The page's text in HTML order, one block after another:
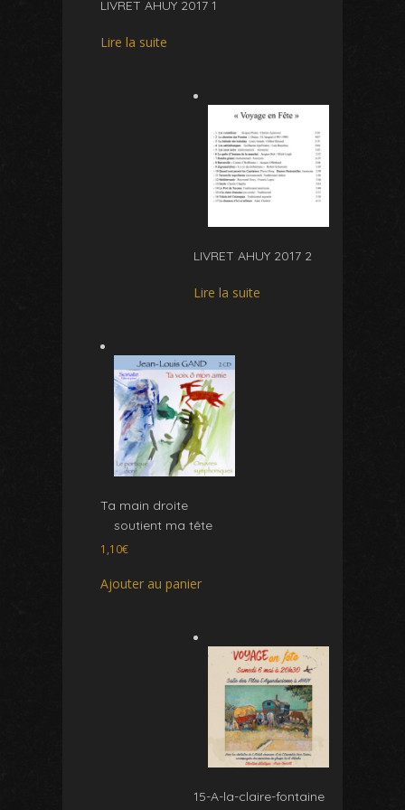
LIVRET AHUY 2017 1
Lire la suite
LIVRET AHUY 2017 2
Lire la suite
Ta main droite
soutient ma tête
1,10€
Ajouter au panier
15-A-la-claire-fontaine